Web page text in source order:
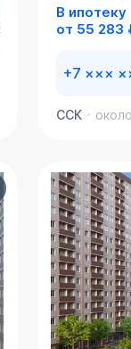
В ипотеку
от 55 283
+7 ×××
ССК